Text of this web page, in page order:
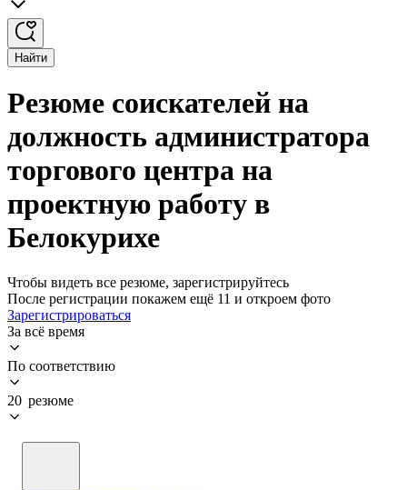
Найти
Резюме соискателей на
должность администратора
торгового центра на
проектную работу в
Белокурихе
Чтобы видеть все резюме, зарегистрируйтесь
После регистрации покажем ещё 11 и откроем фото
Зарегистрироваться
За всё время
По соответствию
20 резюме